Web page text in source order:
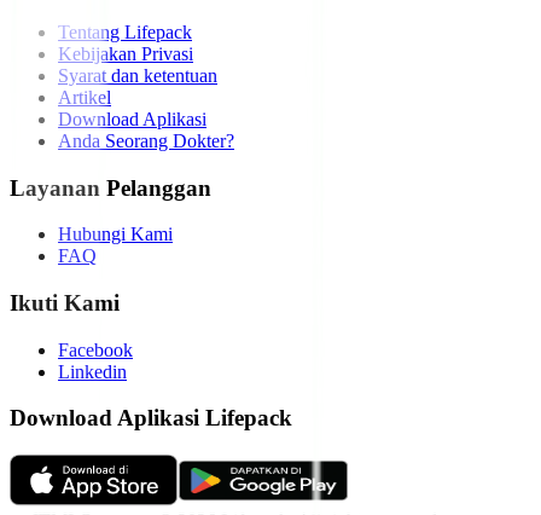
Tentang Lifepack
Kebijakan Privasi
Syarat dan ketentuan
Artikel
Download Aplikasi
Anda Seorang Dokter?
Layanan Pelanggan
Hubungi Kami
FAQ
Ikuti Kami
Facebook
Linkedin
Download Aplikasi Lifepack